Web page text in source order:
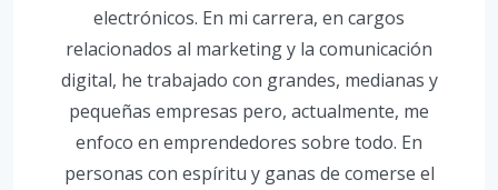
electrónicos. En mi carrera, en cargos
relacionados al marketing y la comunicación
digital, he trabajado con grandes, medianas y
pequeñas empresas pero, actualmente, me
enfoco en emprendedores sobre todo. En
personas con espíritu y ganas de comerse el